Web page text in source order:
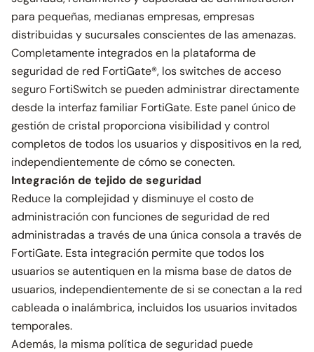
para pequeñas, medianas empresas, empresas
distribuidas y sucursales conscientes de las amenazas.
Completamente integrados en la plataforma de
seguridad de red FortiGate®, los switches de acceso
seguro FortiSwitch se pueden administrar directamente
desde la interfaz familiar FortiGate. Este panel único de
gestión de cristal proporciona visibilidad y control
completos de todos los usuarios y dispositivos en la red,
independientemente de cómo se conecten.
Integración de tejido de seguridad
Reduce la complejidad y disminuye el costo de
administración con funciones de seguridad de red
administradas a través de una única consola a través de
FortiGate. Esta integración permite que todos los
usuarios se autentiquen en la misma base de datos de
usuarios, independientemente de si se conectan a la red
cableada o inalámbrica, incluidos los usuarios invitados
temporales.
Además, la misma política de seguridad puede